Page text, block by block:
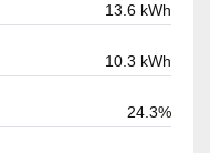
13.6 kWh
10.3 kWh
24.3%